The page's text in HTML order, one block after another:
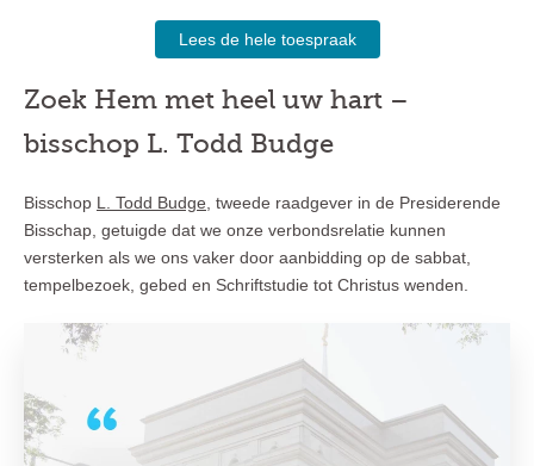
Lees de hele toespraak
Zoek Hem met heel uw hart –
bisschop L. Todd Budge
Bisschop L. Todd Budge , tweede raadgever in de Presiderende
Bisschap, getuigde dat we onze verbondsrelatie kunnen
versterken als we ons vaker door aanbidding op de sabbat,
tempelbezoek, gebed en Schriftstudie tot Christus wenden.